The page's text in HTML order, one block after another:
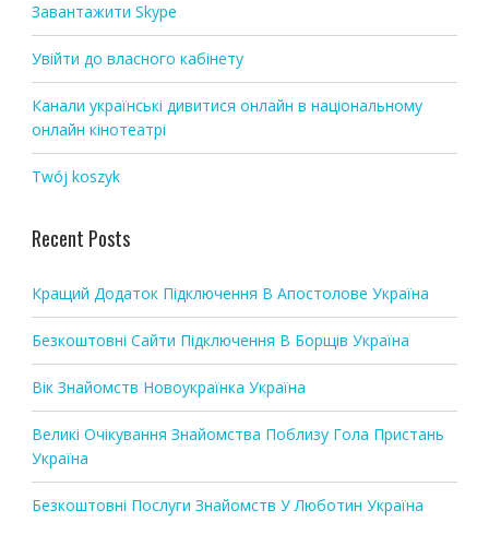
Завантажити Skype
Увійти до власного кабінету
Канали українські дивитися онлайн в національному
онлайн кінотеатрі
Twój koszyk
Recent Posts
Кращий Додаток Підключення В Апостолове Україна
Безкоштовні Сайти Підключення В Борщів Україна
Вік Знайомств Новоукраїнка Україна
Великі Очікування Знайомства Поблизу Гола Пристань
Україна
Безкоштовні Послуги Знайомств У Люботин Україна